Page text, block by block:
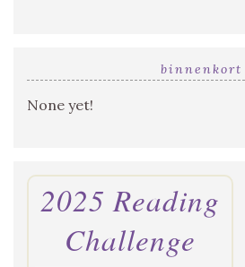
binnenkort
None yet!
2025 Reading
Challenge